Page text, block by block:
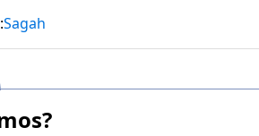
Sagah